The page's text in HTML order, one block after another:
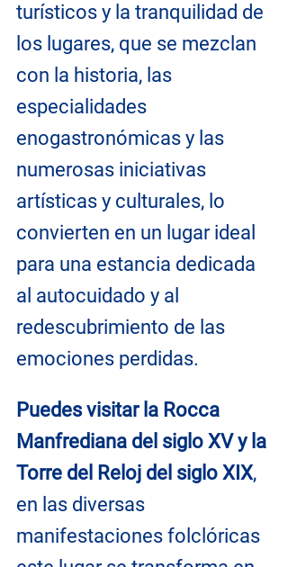
turísticos y la tranquilidad de
los lugares, que se mezclan
con la historia, las
especialidades
enogastronómicas y las
numerosas iniciativas
artísticas y culturales, lo
convierten en un lugar ideal
para una estancia dedicada
al autocuidado y al
redescubrimiento de las
emociones perdidas.
Puedes visitar la Rocca
Manfrediana del siglo XV y la
Torre del Reloj del siglo XIX,
en las diversas
manifestaciones folclóricas